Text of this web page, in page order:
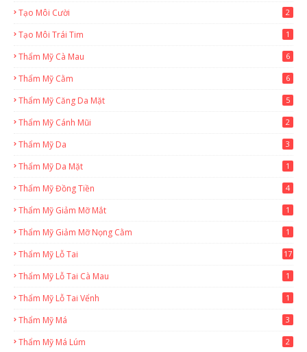
Tạo Môi Cười 2
Tạo Môi Trái Tim 1
Thẩm Mỹ Cà Mau 6
Thẩm Mỹ Cằm 6
Thẩm Mỹ Căng Da Mặt 5
Thẩm Mỹ Cánh Mũi 2
Thẩm Mỹ Da 3
Thẩm Mỹ Da Mặt 1
Thẩm Mỹ Đồng Tiền 4
Thẩm Mỹ Giảm Mỡ Mắt 1
Thẩm Mỹ Giảm Mỡ Nọng Cằm 1
Thẩm Mỹ Lỗ Tai 17
Thẩm Mỹ Lỗ Tai Cà Mau 1
Thẩm Mỹ Lỗ Tai Vểnh 1
Thẩm Mỹ Má 3
Thẩm Mỹ Má Lúm 2